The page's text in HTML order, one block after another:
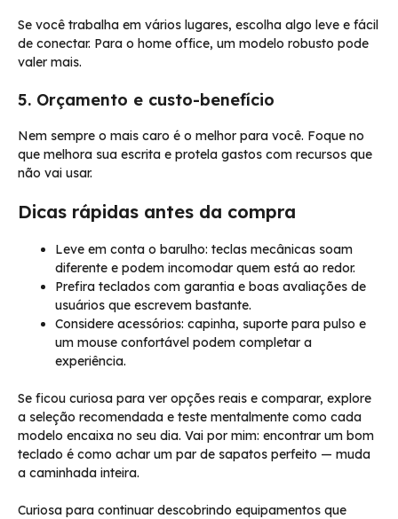
Se você trabalha em vários lugares, escolha algo leve e fácil
de conectar. Para o home office, um modelo robusto pode
valer mais.
5. Orçamento e custo-benefício
Nem sempre o mais caro é o melhor para você. Foque no
que melhora sua escrita e protela gastos com recursos que
não vai usar.
Dicas rápidas antes da compra
Leve em conta o barulho: teclas mecânicas soam
diferente e podem incomodar quem está ao redor.
Prefira teclados com garantia e boas avaliações de
usuários que escrevem bastante.
Considere acessórios: capinha, suporte para pulso e
um mouse confortável podem completar a
experiência.
Se ficou curiosa para ver opções reais e comparar, explore
a seleção recomendada e teste mentalmente como cada
modelo encaixa no seu dia. Vai por mim: encontrar um bom
teclado é como achar um par de sapatos perfeito — muda
a caminhada inteira.
Curiosa para continuar descobrindo equipamentos que